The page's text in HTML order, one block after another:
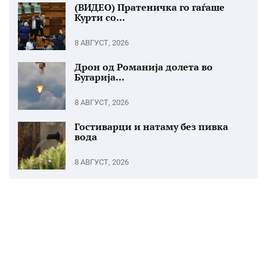
(ВИДЕО) Пратеничка го гаѓаше
Курти со...
8 АВГУСТ, 2026
Дрон од Романија долета во
Бугарија...
8 АВГУСТ, 2026
Гостиварци и натаму без пивка
вода
8 АВГУСТ, 2026